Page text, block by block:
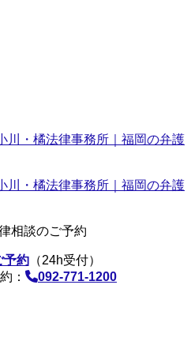
相談のご予約
予約（24h受付）
：
092-771-1200